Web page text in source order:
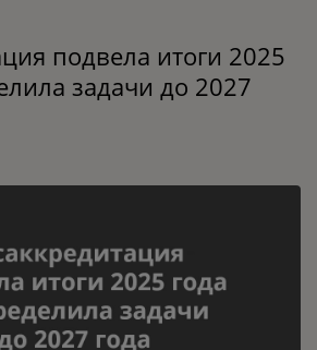
подвела итоги 2025
задачи до 2027